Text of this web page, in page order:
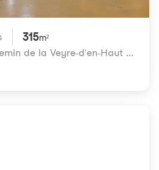
315m²
Z.I. La Veyre 6B - Chemin de la Veyre-d'en-Haut 6B